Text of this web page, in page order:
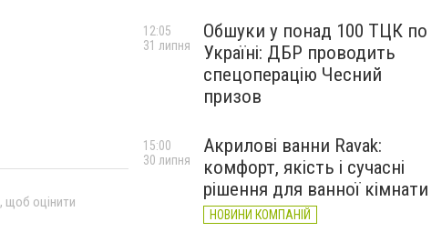
, щоб оцінити
Обшуки у понад 100 ТЦК по
Україні: ДБР проводить
спецоперацію Чесний
призов
12:05
31 липня
Акрилові ванни Ravak:
комфорт, якість і сучасні
рішення для ванної кімнати
НОВИНИ КОМПАНІЙ
15:00
30 липня